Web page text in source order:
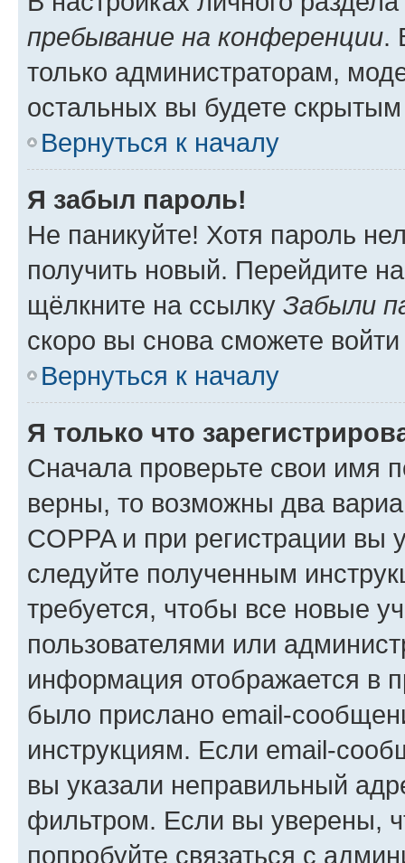
пребывание на конференции.
только администраторам,
остальных вы будете
Вернуться к началу
Я забыл пароль!
Не паникуйте! Хотя пароль
получить новый. Перейдите
щёлкните на ссылку Забыли
скоро вы снова сможете
Вернуться к началу
Я только что
Сначала проверьте свои имя
верны, то возможны два
COPPA и при регистрации вы
следуйте полученным
требуется, чтобы все новые
пользователями или
информация отображается в
было прислано email-
инструкциям. Если email-
вы указали неправильный
фильтром. Если вы уверены,
попробуйте связаться с